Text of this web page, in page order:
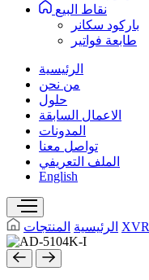
نقاط البيع
باركود سكانر
طابعة فواتير
الرئيسية
من نحن
حلول
الاعمال السابقة
المدونات
تواصل معنا
الملف التعريفي
English
الرئيسية المنتجات XVR